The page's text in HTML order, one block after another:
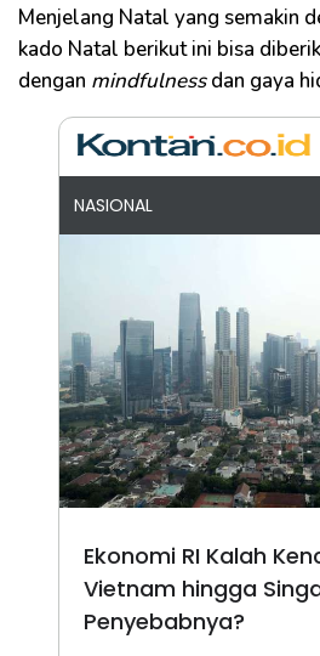
Menjelang Natal yang semakin
kado Natal berikut ini bisa
dengan mindfulnessdan gaya
NASIONAL
Ekonomi RI Kalah
Vietnam hingga
Penyebabnya?